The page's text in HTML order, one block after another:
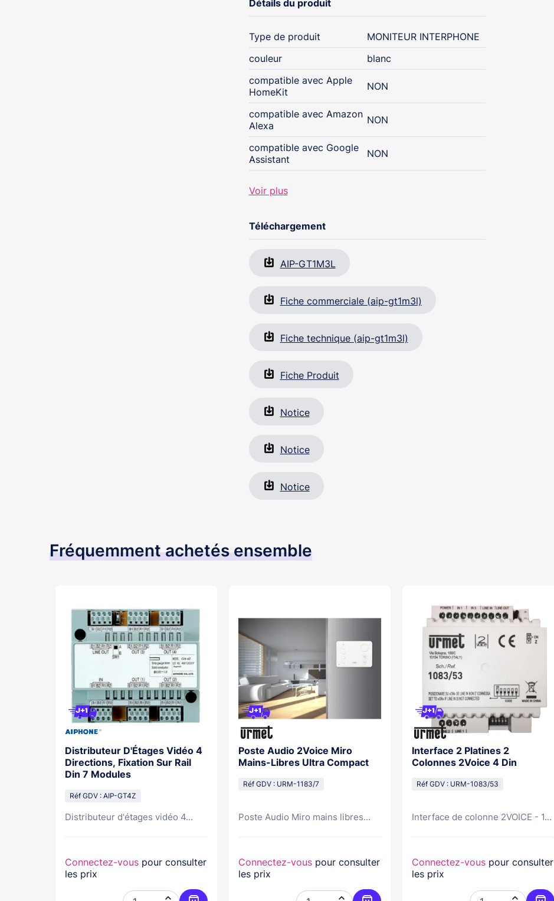
Détails du produit
Type de produit
MONITEUR INTERPHONE
couleur
blanc
compatible avec Apple
HomeKit
NON
compatible avec Amazon
Alexa
NON
compatible avec Google
Assistant
NON
Voir plus
Téléchargement
AIP-GT1M3L
Fiche commerciale (aip-gt1m3l)
Fiche technique (aip-gt1m3l)
Fiche Produit
Notice
Notice
Notice
Fréquemment achetés ensemble
Distributeur D'Étages Vidéo 4
Directions, Fixation Sur Rail
Din 7 Modules
Réf GDV : AIP-GT4Z
Distributeur d'étages vidéo 4...
Connectez-vous pour consulter
les prix

Poste Audio 2Voice Miro
Mains-Libres Ultra Compact
Réf GDV : URM-1183/7
Poste Audio Miro mains libres...
Connectez-vous pour consulter
les prix

Interface 2 Platines 2
Colonnes 2Voice 4 Din
Réf GDV : URM-1083/53
Interface de colonne 2VOICE - 1...
Connectez-vous pour consulter
les prix
